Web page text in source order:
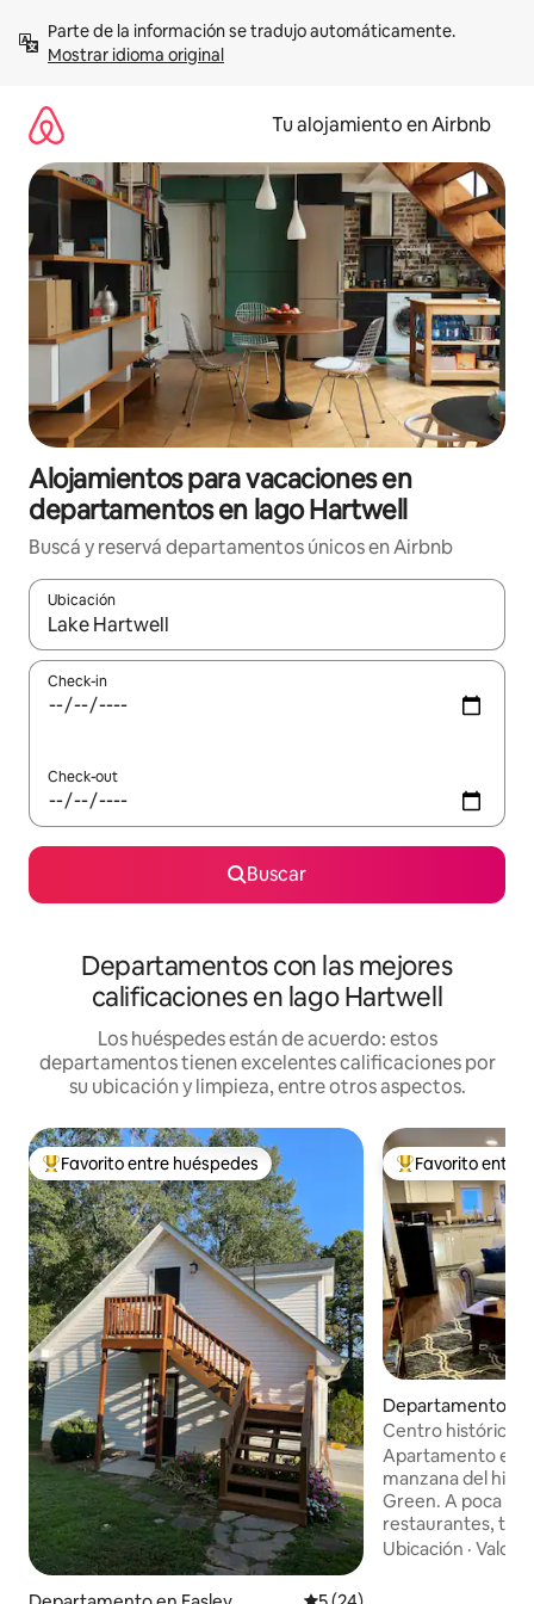
contenidoMostrar idioma original
Tu alojamiento en Airbnb
Alojamientos para vacaciones en
departamentos en lago Hartwell
Buscá y reservá departamentos únicos en Airbnb
Ubicación
Cuando los resultados estén disponibles, navegá con las
Check-in
Check-out
Buscar
Departamentos con las mejores
calificaciones en lago Hartwell
Los huéspedes están de acuerdo: estos
departamentos tienen excelentes calificaciones por
su ubicación y limpieza, entre otros aspectos.
Favorito entre los huéspedes más destacados
Favorito entre huéspedes Favorito entre
Favorito entre
Departamento
n
Centro histórico
Green
Apartamento
manzana del
Green. A poca distancia a pie de
restaurantes,
históricos. A tres millas de la Universidad
Ubicación ·Valor